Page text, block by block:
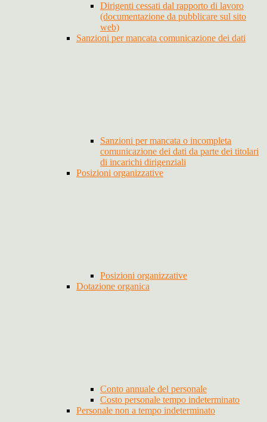
Dirigenti cessati dal rapporto di lavoro
(documentazione da pubblicare sul sito
web)
Sanzioni per mancata comunicazione dei dati
Sanzioni per mancata o incompleta
comunicazione dei dati da parte dei titolari
di incarichi dirigenziali
Posizioni organizzative
Posizioni organizzative
Dotazione organica
Conto annuale del personale
Costo personale tempo indeterminato
Personale non a tempo indeterminato